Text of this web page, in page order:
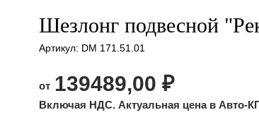
Шезлонг подвесной
Артикул: DM 171.51.01
139489,00 ₽